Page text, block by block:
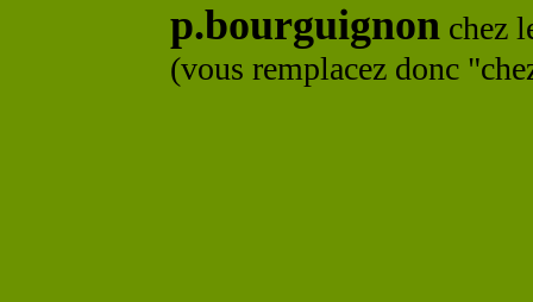
p.bourguignon chez
(vous remplacez donc